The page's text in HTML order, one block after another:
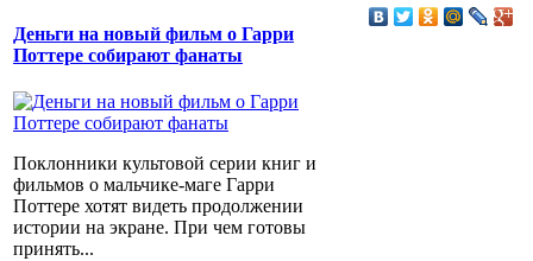
Деньги на новый фильм о Гарри
Поттере собирают фанаты
Поклонники культовой серии книг и
фильмов о мальчике-маге Гарри
Поттере хотят видеть продолжении
истории на экране. При чем готовы
принять...